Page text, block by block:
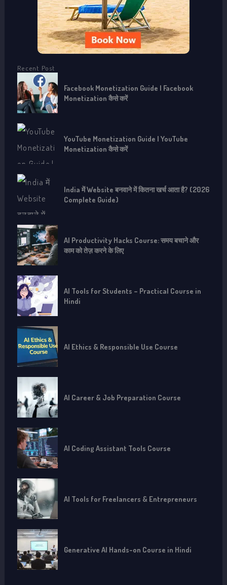
Recent Post
Facebook Monetization Guide | Facebook
Monetization कैसे करें
YouTube Monetization Guide | YouTube
Monetization कैसे करें
India में Website बनवाने में कितना खर्च आता है? (2026
Complete Guide)
AI Productivity Hacks Course: समय बचाने और
काम को तेज़ करने के लिए
AI Tools for Students – Practical Course in
Hindi
AI Ethics & Responsible Use Course
AI Career & Job Preparation Course
AI Coding Assistant Tools Course
AI Tools for Freelancers & Entrepreneurs
Generative AI Hands-on Course in Hindi